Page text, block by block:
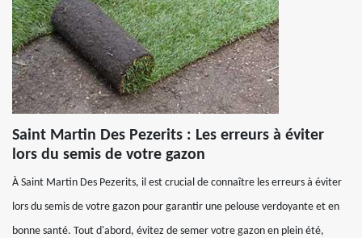
Saint Martin Des Pezerits : Les erreurs à éviter
lors du semis de votre gazon
À Saint Martin Des Pezerits, il est crucial de connaître les erreurs à éviter
lors du semis de votre gazon pour garantir une pelouse verdoyante et en
bonne santé. Tout d'abord, évitez de semer votre gazon en plein été,